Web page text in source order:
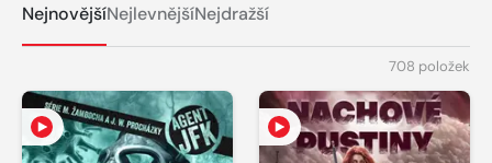
NejnovějšíNejlevnějšíNejdražší
708 položek